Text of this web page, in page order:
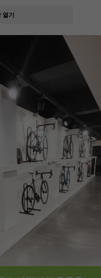
페이코 ID로
열기